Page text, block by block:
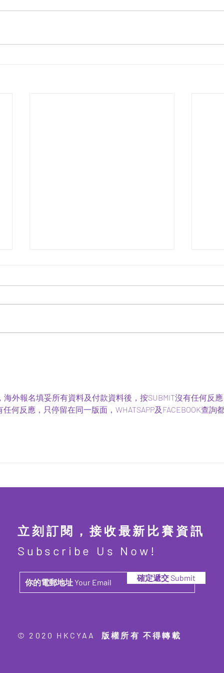
外報名填妥所有資料及付款資料後，按SUBMIT沒有任何反
何反應，只停留在同一版面，WHATSAPP及FACEBOOK查詢
立刻訂閱，接收最新比賽資訊
Subscribe Us Now!
確定遞交 Submit
© 2020 HKCYAA 版權所有 不得轉載